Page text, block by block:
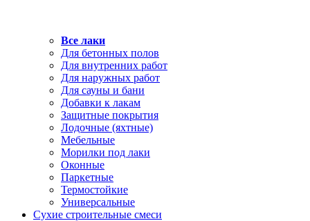
Все лаки
Для бетонных полов
Для внутренних работ
Для наружных работ
Для сауны и бани
Добавки к лакам
Защитные покрытия
Лодочные (яхтные)
Мебельные
Морилки под лаки
Оконные
Паркетные
Термостойкие
Универсальные
Сухие строительные смеси